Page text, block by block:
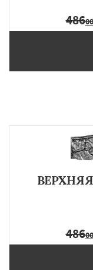
486
486